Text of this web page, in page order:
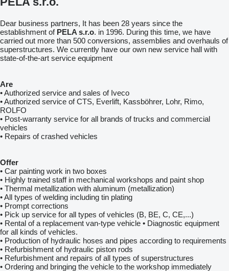
Dear business partners, It has been 28 years since the
establishment of PELA s.r.o. in 1996. During this time, we have
carried out more than 500 conversions, assemblies and overhauls of
superstructures. We currently have our own new service hall with
state-of-the-art service equipment
Are
• Authorized service and sales of Iveco
• Authorized service of CTS, Everlift, Kassböhrer, Lohr, Rimo,
ROLFO
• Post-warranty service for all brands of trucks and commercial
vehicles
• Repairs of crashed vehicles
Offer
• Car painting work in two boxes
• Highly trained staff in mechanical workshops and paint shop
• Thermal metallization with aluminum (metallization)
• All types of welding including tin plating
• Prompt corrections
• Pick up service for all types of vehicles (B, BE, C, CE,...)
• Rental of a replacement van-type vehicle • Diagnostic equipment
for all kinds of vehicles.
• Production of hydraulic hoses and pipes according to requirements
• Refurbishment of hydraulic piston rods
• Refurbishment and repairs of all types of superstructures
• Ordering and bringing the vehicle to the workshop immediately